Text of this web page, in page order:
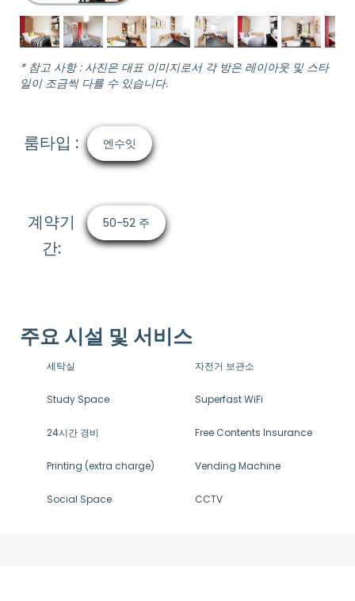
* 참고 사항 : 사진은 대표 이미지로서 각 방은 레이아웃 및 스타
일이 조금씩 다를 수 있습니다.
룸타입 : 엔수잇
계약기
간:
50-52 주
주요 시설 및 서비스
세탁실 자전거 보관소
Study Space Superfast WiFi
24시간 경비 Free Contents Insurance
Printing (extra charge) Vending Machine
Social Space CCTV